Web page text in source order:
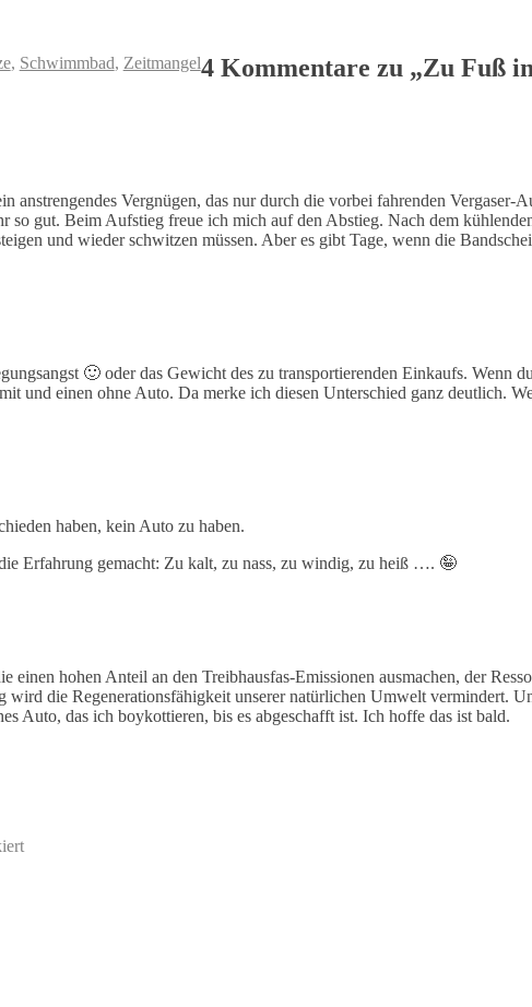
, Schwimmbad, Zeitmangel4 Kommentare zu „Zu Fuß
Vergnügen, das nur durch die vorbei fahrenden Vergaser-
gut. Beim Aufstieg freue ich mich auf den Abstieg. Nach dem
und wieder schwitzen müssen. Aber es gibt Tage, wenn die
🙂 oder das Gewicht des zu transportierenden Einkaufs. Wenn
und einen ohne Auto. Da merke ich diesen Unterschied ganz deutlich.
haben, kein Auto zu haben.
Erfahrung gemacht: Zu kalt, zu nass, zu windig, zu heiß …. 🤪
hohen Anteil an den Treibhausfas-Emissionen ausmachen, der
wird die Regenerationsfähigkeit unserer natürlichen Umwelt vermindert.
Auto, das ich boykottieren, bis es abgeschafft ist. Ich hoffe das ist bald.